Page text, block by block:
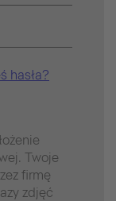
hasła?
Twoje
firmę
zdjęć